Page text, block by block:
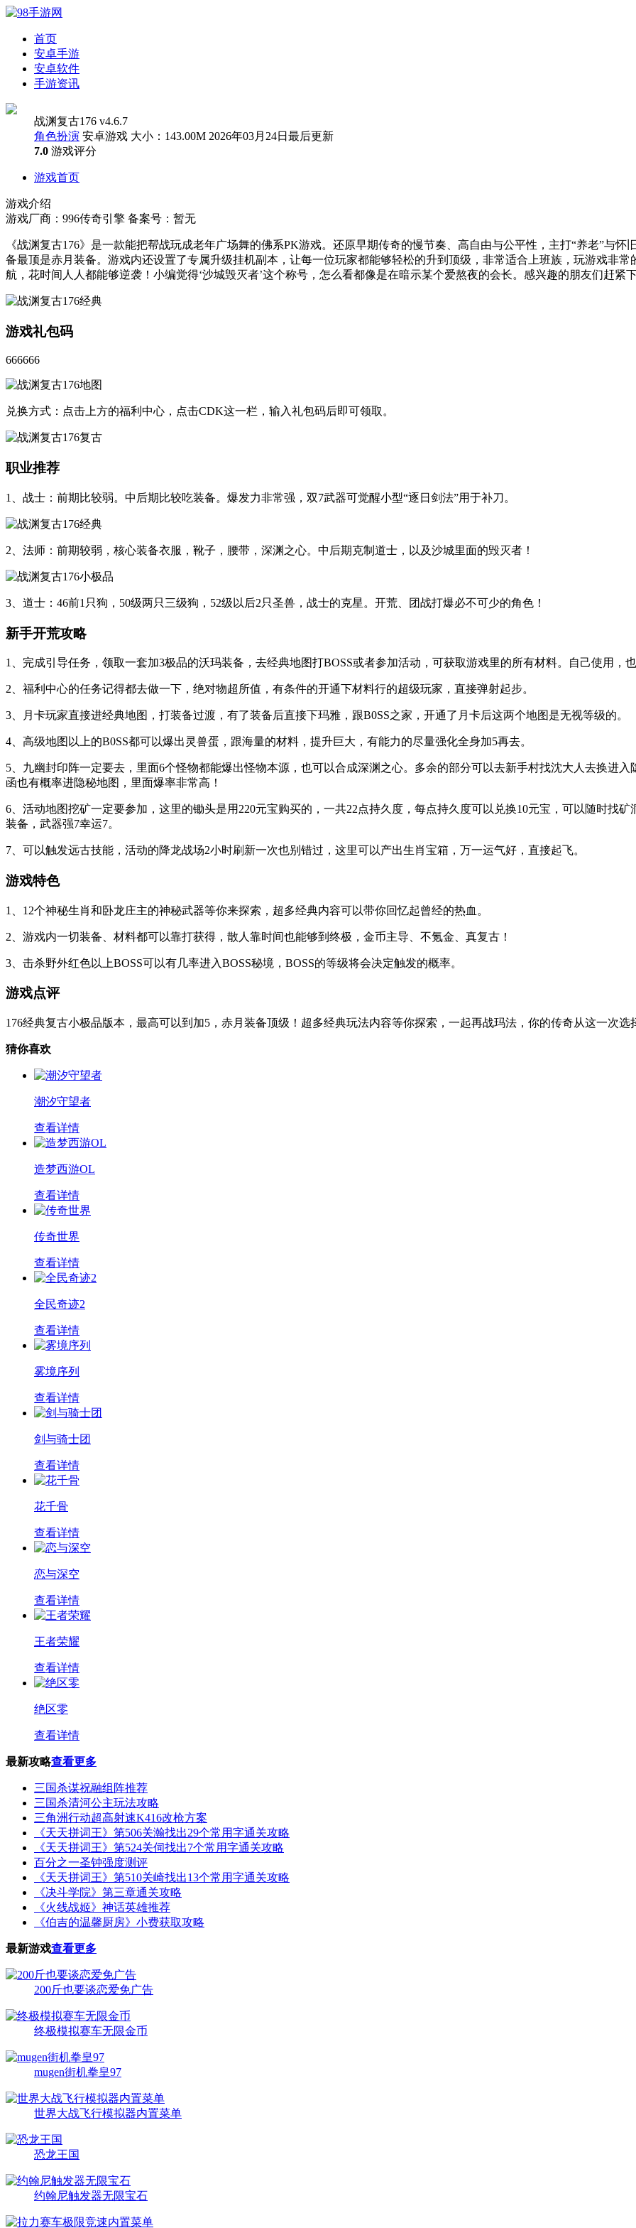
首页
安卓手游
安卓软件
手游资讯
战渊复古176 v4.6.7
角色扮演 安卓游戏 大小：143.00M 2026年03月24日最后更新
7.0 游戏评分
游戏首页
游戏介绍
游戏厂商：996传奇引擎 备案号：暂无
《战渊复古176》是一款能把帮战玩成老年广场舞的佛系PK游戏。还原早期传奇的慢节奏、高自由与公平性，主打“养老”与
备最顶是赤月装备。游戏内还设置了专属升级挂机副本，让每一位玩家都能够轻松的升到顶级，非常适合上班族，玩游戏非
航，花时间人人都能够逆袭！小编觉得‘沙城毁灭者’这个称号，怎么看都像是在暗示某个爱熬夜的会长。感兴趣的朋友们赶紧
游戏礼包码
666666
兑换方式：点击上方的福利中心，点击CDK这一栏，输入礼包码后即可领取。
职业推荐
1、战士：前期比较弱。中后期比较吃装备。爆发力非常强，双7武器可觉醒小型“逐日剑法”用于补刀。
2、法师：前期较弱，核心装备衣服，靴子，腰带，深渊之心。中后期克制道士，以及沙城里面的毁灭者！
3、道士：46前1只狗，50级两只三级狗，52级以后2只圣兽，战士的克星。开荒、团战打爆必不可少的角色！
新手开荒攻略
1、完成引导任务，领取一套加3极品的沃玛装备，去经典地图打BOSS或者参加活动，可获取游戏里的所有材料。自己使用，
2、福利中心的任务记得都去做一下，绝对物超所值，有条件的开通下材料行的超级玩家，直接弹射起步。
3、月卡玩家直接进经典地图，打装备过渡，有了装备后直接下玛雅，跟B0SS之家，开通了月卡后这两个地图是无视等级的。
4、高级地图以上的B0SS都可以爆出灵兽蛋，跟海量的材料，提升巨大，有能力的尽量强化全身加5再去。
5、九幽封印阵一定要去，里面6个怪物都能爆出怪物本源，也可以合成深渊之心。多余的部分可以去新手村找沈大人去换进
函也有概率进隐秘地图，里面爆率非常高！
6、活动地图挖矿一定要参加，这里的锄头是用220元宝购买的，一共22点持久度，每点持久度可以兑换10元宝，可以随时找
装备，武器强7幸运7。
7、可以触发远古技能，活动的降龙战场2小时刷新一次也别错过，这里可以产出生肖宝箱，万一运气好，直接起飞。
游戏特色
1、12个神秘生肖和卧龙庄主的神秘武器等你来探索，超多经典内容可以带你回忆起曾经的热血。
2、游戏内一切装备、材料都可以靠打获得，散人靠时间也能够到终极，金币主导、不氪金、真复古！
3、击杀野外红色以上BOSS可以有几率进入BOSS秘境，BOSS的等级将会决定触发的概率。
游戏点评
176经典复古小极品版本，最高可以到加5，赤月装备顶级！超多经典玩法内容等你探索，一起再战玛法，你的传奇从这一次选
猜你喜欢
潮汐守望者
查看详情
造梦西游OL
查看详情
传奇世界
查看详情
全民奇迹2
查看详情
雾境序列
查看详情
剑与骑士团
查看详情
花千骨
查看详情
恋与深空
查看详情
王者荣耀
查看详情
绝区零
查看详情
最新攻略查看更多
三国杀谋祝融组阵推荐
三国杀清河公主玩法攻略
三角洲行动超高射速K416改枪方案
《天天拼词王》第506关瀚找出29个常用字通关攻略
《天天拼词王》第524关伺找出7个常用字通关攻略
百分之一圣钟强度测评
《天天拼词王》第510关崎找出13个常用字通关攻略
《决斗学院》第三章通关攻略
《火线战姬》神话英雄推荐
《伯吉的温馨厨房》小费获取攻略
最新游戏查看更多
200斤也要谈恋爱免广告
终极模拟赛车无限金币
mugen街机拳皇97
世界大战飞行模拟器内置菜单
恐龙王国
约翰尼触发器无限宝石